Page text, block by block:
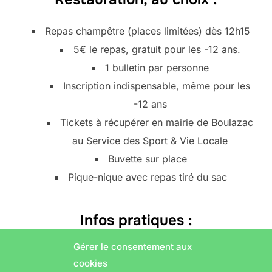
Gérer le consentement aux
cookies
Repas champêtre (places limitées) dès 12h15
5€ le repas, gratuit pour les -12 ans.
1 bulletin par personne
Inscription indispensable, même pour les
-12 ans
Tickets à récupérer en mairie de Boulazac
au Service des Sport & Vie Locale
Buvette sur place
Pique-nique avec repas tiré du sac
Infos pratiques :
Plaine de Lamoura àBoulazac-Isle-Manoire